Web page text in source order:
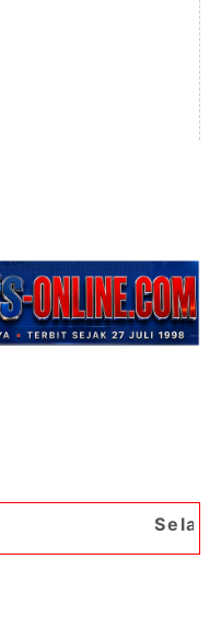
Selamat Datang di